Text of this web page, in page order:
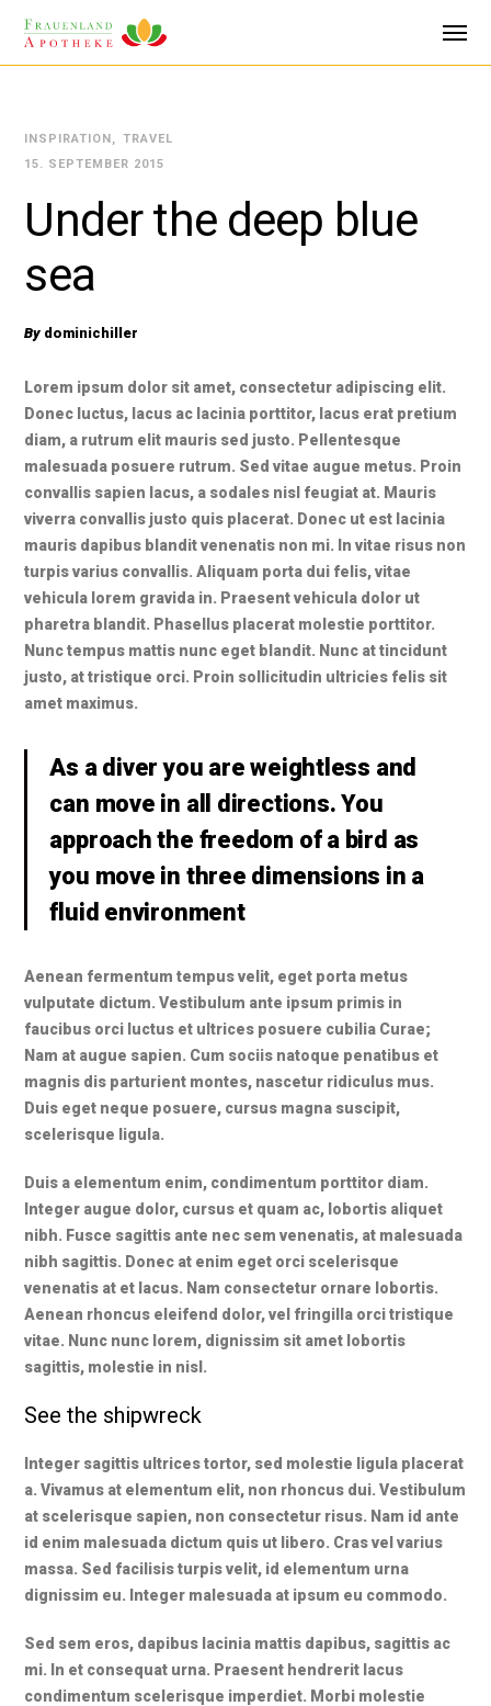
INSPIRATION
TRAVEL
15. SEPTEMBER 2015
Under the deep blue
sea
By dominichiller
Lorem ipsum dolor sit amet, consectetur adipiscing elit.
Donec luctus, lacus ac lacinia porttitor, lacus erat pretium
diam, a rutrum elit mauris sed justo. Pellentesque
malesuada posuere rutrum. Sed vitae augue metus. Proin
convallis sapien lacus, a sodales nisl feugiat at. Mauris
viverra convallis justo quis placerat. Donec ut est lacinia
mauris dapibus blandit venenatis non mi. In vitae risus non
turpis varius convallis. Aliquam porta dui felis, vitae
vehicula lorem gravida in. Praesent vehicula dolor ut
pharetra blandit. Phasellus placerat molestie porttitor.
Nunc tempus mattis nunc eget blandit. Nunc at tincidunt
justo, at tristique orci. Proin sollicitudin ultricies felis sit
amet maximus.
As a diver you are weightless and
can move in all directions. You
approach the freedom of a bird as
you move in three dimensions in a
fluid environment
Aenean fermentum tempus velit, eget porta metus
vulputate dictum. Vestibulum ante ipsum primis in
faucibus orci luctus et ultrices posuere cubilia Curae;
Nam at augue sapien. Cum sociis natoque penatibus et
magnis dis parturient montes, nascetur ridiculus mus.
Duis eget neque posuere, cursus magna suscipit,
scelerisque ligula.
Duis a elementum enim, condimentum porttitor diam.
Integer augue dolor, cursus et quam ac, lobortis aliquet
nibh. Fusce sagittis ante nec sem venenatis, at malesuada
nibh sagittis. Donec at enim eget orci scelerisque
venenatis at et lacus. Nam consectetur ornare lobortis.
Aenean rhoncus eleifend dolor, vel fringilla orci tristique
vitae. Nunc nunc lorem, dignissim sit amet lobortis
sagittis, molestie in nisl.
See the shipwreck
Integer sagittis ultrices tortor, sed molestie ligula placerat
a. Vivamus at elementum elit, non rhoncus dui. Vestibulum
at scelerisque sapien, non consectetur risus. Nam id ante
id enim malesuada dictum quis ut libero. Cras vel varius
massa. Sed facilisis turpis velit, id elementum urna
dignissim eu. Integer malesuada at ipsum eu commodo.
Sed sem eros, dapibus lacinia mattis dapibus, sagittis ac
mi. In et consequat urna. Praesent hendrerit lacus
condimentum scelerisque imperdiet. Morbi molestie